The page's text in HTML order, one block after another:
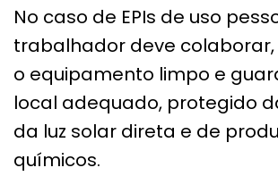
No caso de EPIs de uso
trabalhador deve
o equipamento limpo e
local adequado, protegido
da luz solar direta e de
químicos.